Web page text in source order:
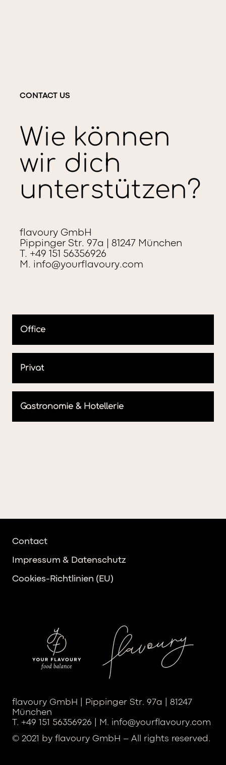
CONTACT US
Wie können
wir dich
unterstützen?
flavoury GmbH
Pippinger Str. 97a | 81247 München
T. +49 151 56356926
M. info@yourflavoury.com
Office
Privat
Gastronomie & Hotellerie
Contact
Impressum & Datenschutz
Cookies-Richtlinien (EU)
flavoury GmbH | Pippinger Str. 97a | 81247
München
T. +49 151 56356926 | M. info@yourflavoury.com
© 2021 by flavoury GmbH – All rights reserved.